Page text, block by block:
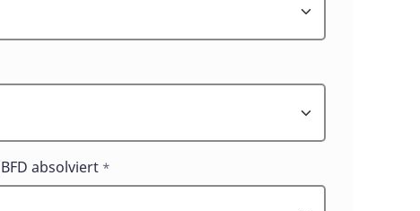
absolviert *